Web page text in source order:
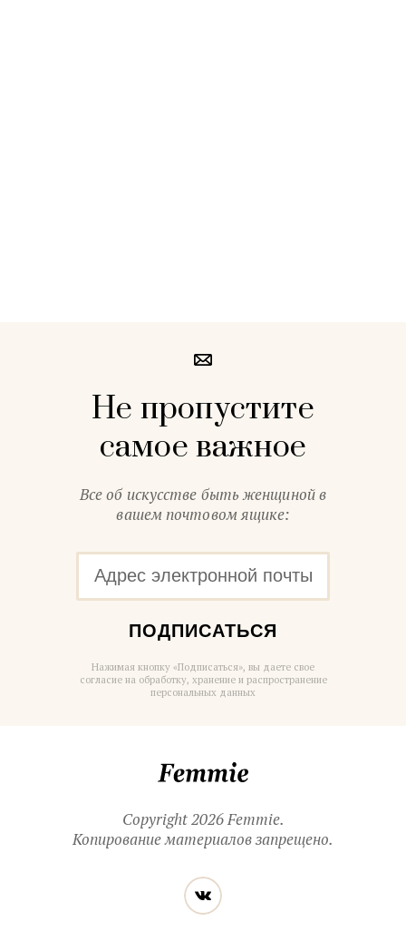
Не пропустите
самое важное
Все об искусстве быть женщиной в
вашем почтовом ящике:
ПОДПИСАТЬСЯ
Нажимая кнопку «Подписаться», вы даете свое
согласие на обработку, хранение и распространение
персональных данных
Copyright 2026 Femmie.
Копирование материалов запрещено.
Читайте
нас
в социальных